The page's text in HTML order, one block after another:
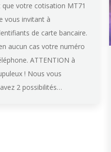
votre cotisation MT71
vous invitant à
de carte bancaire.
aucun cas votre numéro
ATTENTION à
! Nous vous
2 possibilités…